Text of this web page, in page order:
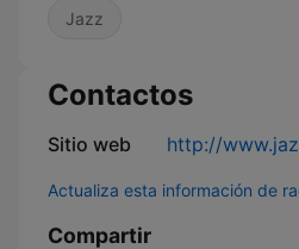
Jazz
Contactos
Sitio web http://
Actualiza esta información de
Compartir